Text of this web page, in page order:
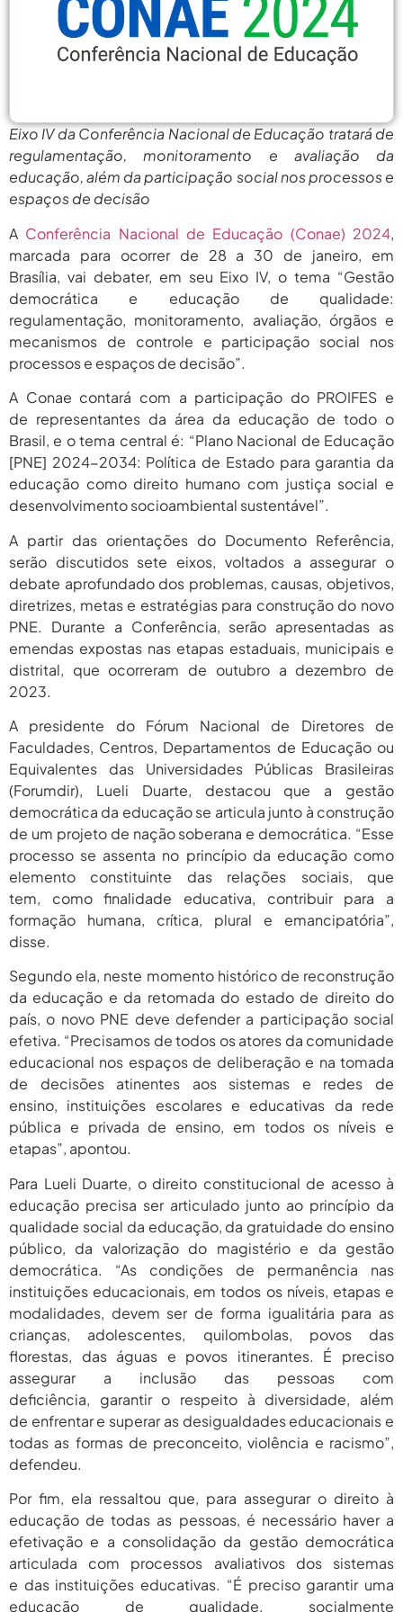
PROIFES Celebra Os 58 Anos Da
APUB...
agosto 6,
2026
MEC Autoriza 937 Novos Cargos Em
agosto 6,
Participação, PROIFES...
6, 2026
6 De Agosto: Dia Nacional Dos
Profissionais De...
PROIFES Celebra Os 58 Anos Da
APUB...
2026
MEC Autoriza 937 Novos Cargos Em
Institutos Federais...
agosto 6,
2026
Participação, PROIFES...
Profissionais De...
2026
PROIFES Celebra Os 58 Anos Da
agosto 6,
2026
MEC Autoriza 937 Novos Cargos Em
Institutos Federais...
agosto 6,
2026
Eixo IV da Conferência Nacional de Educação tratará de
regulamentação, monitoramento e avaliação da
educação, além da participação social nos processos e
espaços de decisão
A Conferência Nacional de Educação (Conae) 2024,
marcada para ocorrer de 28 a 30 de janeiro, em
Brasília, vai debater, em seu Eixo IV, o tema “Gestão
democrática e educação de qualidade:
regulamentação, monitoramento, avaliação, órgãos e
mecanismos de controle e participação social nos
processos e espaços de decisão”.
A Conae contará com a participação do PROIFES e
de representantes da área da educação de todo o
Brasil, e o tema central é: “Plano Nacional de Educação
[PNE] 2024-2034: Política de Estado para garantia da
educação como direito humano com justiça social e
desenvolvimento socioambiental sustentável”.
A partir das orientações do Documento Referência,
serão discutidos sete eixos, voltados a assegurar o
debate aprofundado dos problemas, causas, objetivos,
diretrizes, metas e estratégias para construção do novo
PNE. Durante a Conferência, serão apresentadas as
emendas expostas nas etapas estaduais, municipais e
distrital, que ocorreram de outubro a dezembro de
2023.
A presidente do Fórum Nacional de Diretores de
Faculdades, Centros, Departamentos de Educação ou
Equivalentes das Universidades Públicas Brasileiras
(Forumdir), Lueli Duarte, destacou que a gestão
democrática da educação se articula junto à construção
de um projeto de nação soberana e democrática. “Esse
processo se assenta no princípio da educação como
elemento constituinte das relações sociais, que
tem, como finalidade educativa, contribuir para a
formação humana, crítica, plural e emancipatória”,
disse.
Segundo ela, neste momento histórico de reconstrução
da educação e da retomada do estado de direito do
país, o novo PNE deve defender a participação social
efetiva. “Precisamos de todos os atores da comunidade
educacional nos espaços de deliberação e na tomada
de decisões atinentes aos sistemas e redes de
ensino, instituições escolares e educativas da rede
pública e privada de ensino, em todos os níveis e
etapas”, apontou.
Para Lueli Duarte, o direito constitucional de acesso à
educação precisa ser articulado junto ao princípio da
qualidade social da educação, da gratuidade do ensino
público, da valorização do magistério e da gestão
democrática. “As condições de permanência nas
instituições educacionais, em todos os níveis, etapas e
modalidades, devem ser de forma igualitária para as
crianças, adolescentes, quilombolas, povos das
florestas, das águas e povos itinerantes. É preciso
assegurar a inclusão das pessoas com
deficiência, garantir o respeito à diversidade, além
de enfrentar e superar as desigualdades educacionais e
todas as formas de preconceito, violência e racismo”,
defendeu.
Por fim, ela ressaltou que, para assegurar o direito à
educação de todas as pessoas, é necessário haver a
efetivação e a consolidação da gestão democrática
articulada com processos avaliativos dos sistemas
e das instituições educativas. “É preciso garantir uma
educação de qualidade, socialmente